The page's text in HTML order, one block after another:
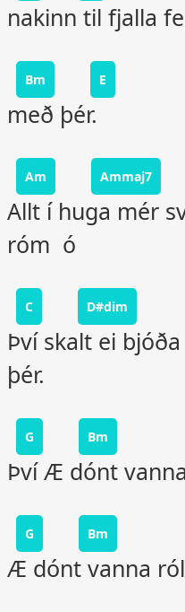
nakinn til fjalla
Bm E
með þér.
Am Ammaj7
Allt í huga mér
róm ó
C D#dim
Því skalt ei
þér.
G Bm
Því Æ dónt
G Bm
Æ dónt vanna